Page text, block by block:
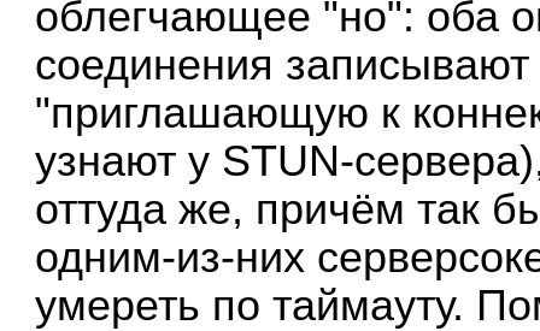
облегчающее "но": оба
соединения
"приглашающую к
узнают у STUN-
оттуда же, причём так
одним-из-них
умереть по таймауту.